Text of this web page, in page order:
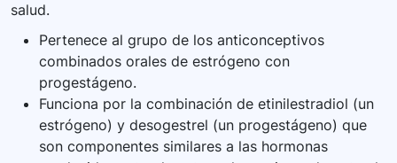
salud.
Pertenece al grupo de los anticonceptivos
combinados orales de estrógeno con
progestágeno.
Funciona por la combinación de etinilestradiol (un
estrógeno) y desogestrel (un progestágeno) que
son componentes similares a las hormonas